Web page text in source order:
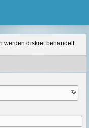
werden diskret behandelt